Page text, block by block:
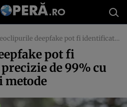
deepfake pot fi identificate cu o precizie de 99% cu ajutorul unei noi metode
pot fi
de 99% cu
metode